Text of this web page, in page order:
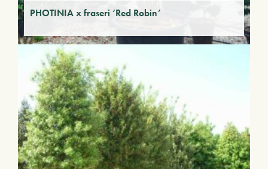
PHOTINIA x fraseri ‘Red Robin’